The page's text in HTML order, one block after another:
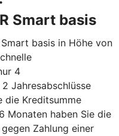
Smart basis
basis in Höhe von
4
Jahresabschlüsse
die Kreditsumme
Monaten haben Sie die
Zahlung einer